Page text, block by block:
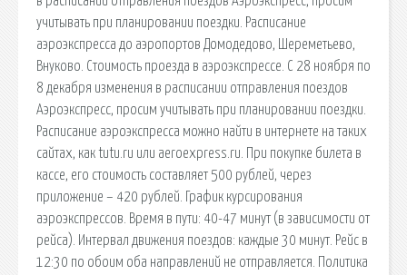
учитывать при планировании поездки. Расписание
аэроэкспресса до аэропортов Домодедово, Шереметьево,
Внуково. Стоимость проезда в аэроэкспрессе. С 28 ноября по
8 декабря изменения в расписании отправления поездов
Аэроэкспресс, просим учитывать при планировании поездки.
Расписание аэроэкспресса можно найти в интернете на таких
сайтах, как tutu.ru или aeroexpress.ru. При покупке билета в
кассе, его стоимость составляет 500 рублей, через
приложение – 420 рублей. График курсирования
аэроэкспрессов. Время в пути: 40-47 минут (в зависимости от
рейса). Интервал движения поездов: каждые 30 минут. Рейс в
12:30 по обоим оба направлений не отправляется. Политика